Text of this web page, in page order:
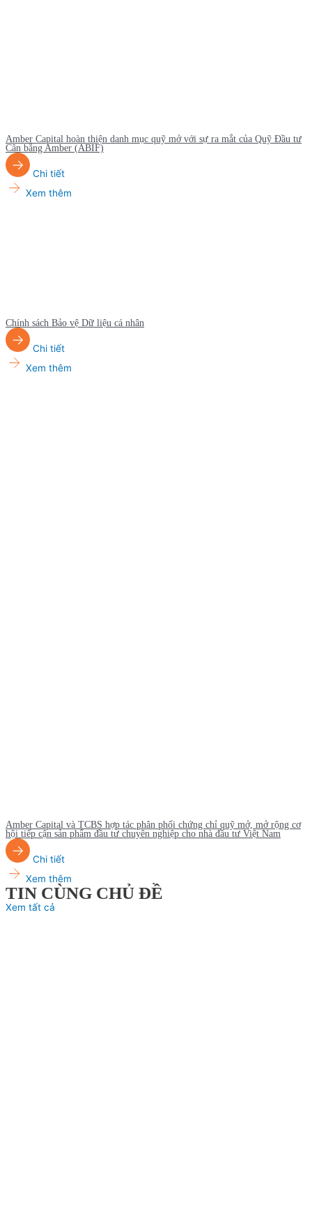
Amber Capital hoàn thiện danh mục quỹ mở với sự ra mắt của Quỹ Đầu tư
Cân bằng Amber (ABIF)
Chi tiết
Xem thêm
Chính sách Bảo vệ Dữ liệu cá nhân
Chi tiết
Xem thêm
Amber Capital và TCBS hợp tác phân phối chứng chỉ quỹ mở, mở rộng cơ
hội tiếp cận sản phẩm đầu tư chuyên nghiệp cho nhà đầu tư Việt Nam
Chi tiết
Xem thêm
TIN CÙNG CHỦ ĐỀ
Xem tất cả